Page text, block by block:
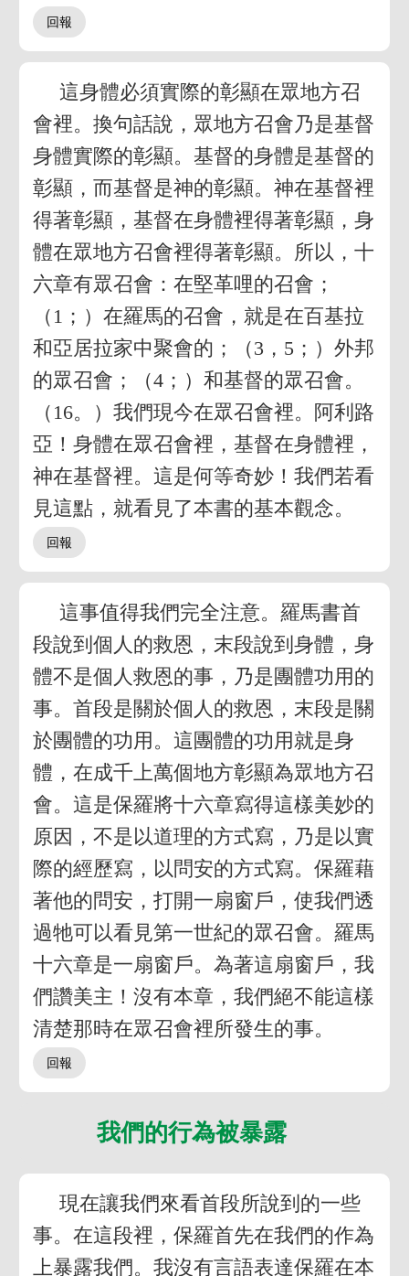
這身體必須實際的彰顯在眾地方召
會裡。換句話說，眾地方召會乃是基督
身體實際的彰顯。基督的身體是基督的
彰顯，而基督是神的彰顯。神在基督裡
得著彰顯，基督在身體裡得著彰顯，身
體在眾地方召會裡得著彰顯。所以，十
六章有眾召會：在堅革哩的召會；
（1；）在羅馬的召會，就是在百基拉
和亞居拉家中聚會的；（3，5；）外邦
的眾召會；（4；）和基督的眾召會。
（16。）我們現今在眾召會裡。阿利路
亞！身體在眾召會裡，基督在身體裡，
神在基督裡。這是何等奇妙！我們若看
見這點，就看見了本書的基本觀念。
這事值得我們完全注意。羅馬書首
段說到個人的救恩，末段說到身體，身
體不是個人救恩的事，乃是團體功用的
事。首段是關於個人的救恩，末段是關
於團體的功用。這團體的功用就是身
體，在成千上萬個地方彰顯為眾地方召
會。這是保羅將十六章寫得這樣美妙的
原因，不是以道理的方式寫，乃是以實
際的經歷寫，以問安的方式寫。保羅藉
著他的問安，打開一扇窗戶，使我們透
過牠可以看見第一世紀的眾召會。羅馬
十六章是一扇窗戶。為著這扇窗戶，我
們讚美主！沒有本章，我們絕不能這樣
清楚那時在眾召會裡所發生的事。
我們的行為被暴露
現在讓我們來看首段所說到的一些
事。在這段裡，保羅首先在我們的作為
上暴露我們。我沒有言語表達保羅在本